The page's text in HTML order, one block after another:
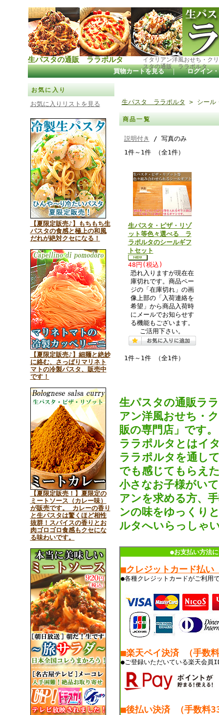
生パスタの通販 ララポルタ
イタリアン洋風おせち・ク
スタの通販 ララポルタ
買物カートを見る ｜ ログイン
お気に入り
お気に入りリストを見る
【夏限定販売♪】もちもち生
パスタの食感と極上の和風
だれが絶対クセになる！
【夏限定販売♪】細麺と絶妙
に絡む、さっぱりマリネト
マトの冷製パスタ、販売中
です！
【夏限定販売！】夏限定の
ミートソース（カレー味）
が販売です。 カレーの香り
と生パスタは驚くほど相性
抜群！スパイスの香りとお
肉ゴロゴロ食感もクセにな
る味わいです。
生パスタ ララポルタ > シール
商品一覧
説明付き
/ 写真のみ
1件～1件 （全1件）
生パスタ・ピザ・リゾ
ット等色々選べる ラ
ラポルタのシールギフ
トセット
48円(税込)
恐れ入りますが現在在
庫切れです。商品ペー
ジの「在庫切れ」の画
像上部の「入荷連絡を
希望」から商品入荷時
にメールでお知らせす
る機能もございます。
ご活用下さい。
1件～1件 （全1件）
生パスタの通販ラ
アン洋風おせち・
販の専門店」です。
ララポルタとはイ
ララポルタを通し
でも感じてもらえ
小さなお子様がい
アンを求める方、
ンの味をゆっくり
ルタへいらっしゃ
●お支払い方法
■クレジットカード払い
●各種クレジットカードがご利用
■楽天ペイ決済 （手数
●ご登録いただいている楽天会員
■後払い決済 （手数料